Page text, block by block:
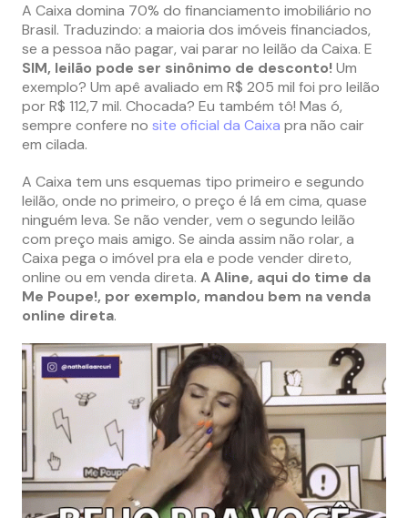
A Caixa domina 70% do financiamento imobiliário no
Brasil. Traduzindo: a maioria dos imóveis financiados,
se a pessoa não pagar, vai parar no leilão da Caixa. E
SIM, leilão pode ser sinônimo de desconto!Um
exemplo? Um apê avaliado em R$ 205 mil foi pro leilão
por R$ 112,7 mil. Chocada? Eu também tô! Mas ó,
sempre confere no site oficial da Caixa pra não cair
em cilada.
A Caixa tem uns esquemas tipo primeiro e segundo
leilão, onde no primeiro, o preço é lá em cima, quase
ninguém leva. Se não vender, vem o segundo leilão
com preço mais amigo. Se ainda assim não rolar, a
Caixa pega o imóvel pra ela e pode vender direto,
online ou em venda direta. A Aline, aqui do time da
Me Poupe!, por exemplo, mandou bem na venda
online direta.